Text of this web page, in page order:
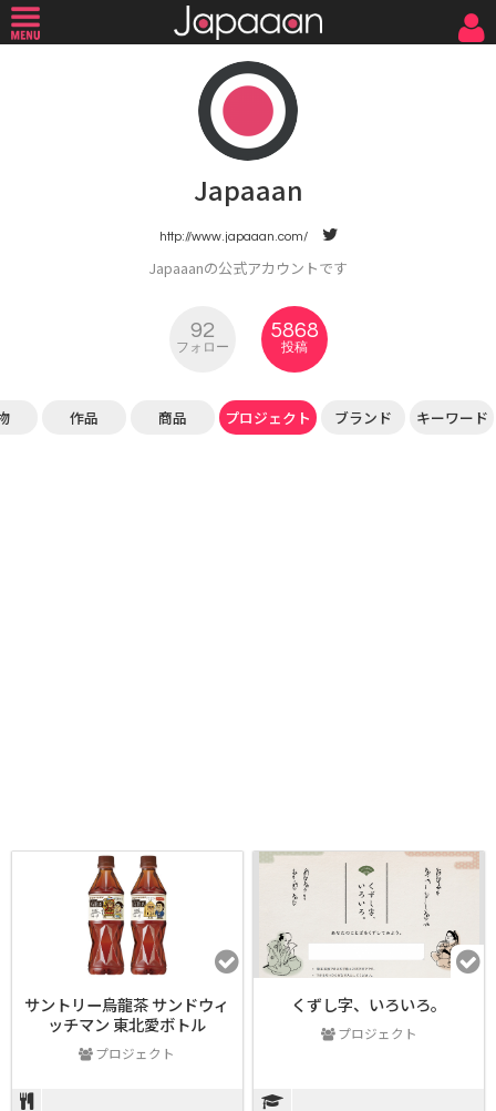
Japaaan
http://www.japaaan.com/
Japaaanの公式アカウントです
92
フォロー
5868
投稿
作品 商品 プロジェクト ブランド キーワード
サントリー烏龍茶 サンドウィ
ッチマン 東北愛ボトル
プロジェクト
くずし字、いろいろ。
プロジェクト